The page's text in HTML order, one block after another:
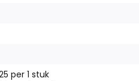
per 1 stuk